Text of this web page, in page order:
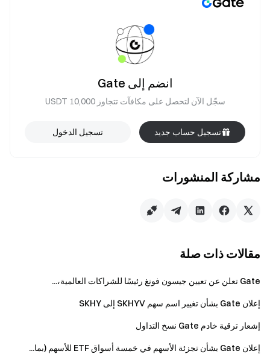
مشاركة المنشورات
انضم إلى Gate
سجّل الآن لتحصل على مكافآت تتجاوز 10,000 USDT
تسجيل حساب جديد تسجيل الدخول
مقالات ذات صلة
Gate تعلن عن تعيين جيسون فونغ رئيسًا للشراكات العالمية،...
إعلان Gate بشأن تغيير اسم سهم SKHYV إلى SKHY
إشعار ترقية خادم Gate نسخ التداول
إعلان Gate بشأن تجزئة الأسهم في خمسة أسواق ETF للأسهم (بما...